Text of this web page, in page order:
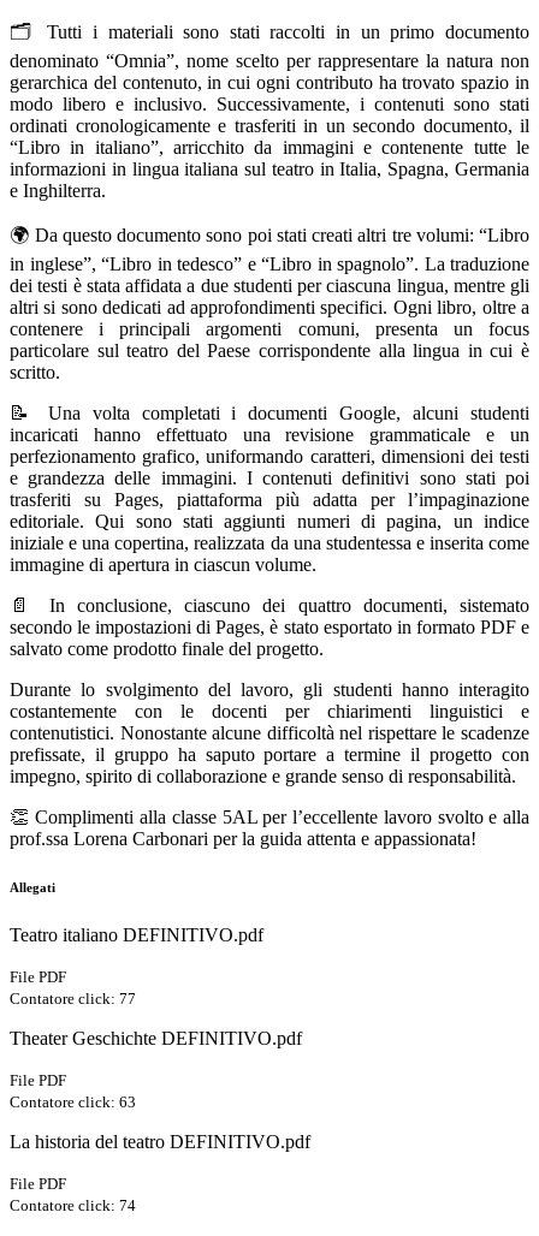
🗂️ Tutti i materiali sono stati raccolti in un primo documento
denominato “Omnia”, nome scelto per rappresentare la natura non
gerarchica del contenuto, in cui ogni contributo ha trovato spazio in
modo libero e inclusivo. Successivamente, i contenuti sono stati
ordinati cronologicamente e trasferiti in un secondo documento, il
“Libro in italiano”, arricchito da immagini e contenente tutte le
informazioni in lingua italiana sul teatro in Italia, Spagna, Germania
e Inghilterra.
🌍 Da questo documento sono poi stati creati altri tre volumi: “Libro
in inglese”, “Libro in tedesco” e “Libro in spagnolo”. La traduzione
dei testi è stata affidata a due studenti per ciascuna lingua, mentre gli
altri si sono dedicati ad approfondimenti specifici. Ogni libro, oltre a
contenere i principali argomenti comuni, presenta un focus
particolare sul teatro del Paese corrispondente alla lingua in cui è
scritto.
📝 Una volta completati i documenti Google, alcuni studenti
incaricati hanno effettuato una revisione grammaticale e un
perfezionamento grafico, uniformando caratteri, dimensioni dei testi
e grandezza delle immagini. I contenuti definitivi sono stati poi
trasferiti su Pages, piattaforma più adatta per l’impaginazione
editoriale. Qui sono stati aggiunti numeri di pagina, un indice
iniziale e una copertina, realizzata da una studentessa e inserita come
immagine di apertura in ciascun volume.
📄 In conclusione, ciascuno dei quattro documenti, sistemato
secondo le impostazioni di Pages, è stato esportato in formato PDF e
salvato come prodotto finale del progetto.
Durante lo svolgimento del lavoro, gli studenti hanno interagito
costantemente con le docenti per chiarimenti linguistici e
contenutistici. Nonostante alcune difficoltà nel rispettare le scadenze
prefissate, il gruppo ha saputo portare a termine il progetto con
impegno, spirito di collaborazione e grande senso di responsabilità.
👏 Complimenti alla classe 5AL per l’eccellente lavoro svolto e alla
prof.ssa Lorena Carbonari per la guida attenta e appassionata!
Allegati
Teatro italiano DEFINITIVO.pdf
File PDF
Contatore click: 77
Theater Geschichte DEFINITIVO.pdf
File PDF
Contatore click: 63
La historia del teatro DEFINITIVO.pdf
File PDF
Contatore click: 74